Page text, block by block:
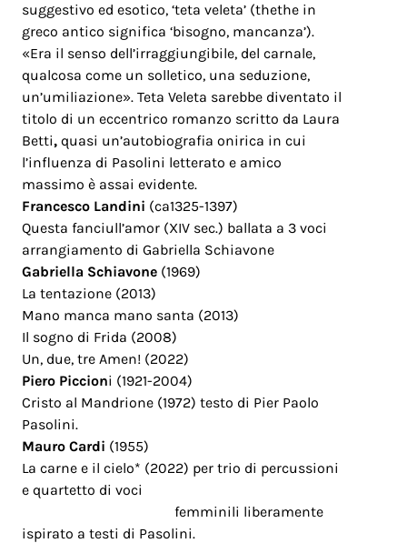
suggestivo ed esotico, ‘teta veleta’ (thethe in
greco antico significa ‘bisogno, mancanza’).
«Era il senso dell’irraggiungibile, del carnale,
qualcosa come un solletico, una seduzione,
un’umiliazione». Teta Veleta sarebbe diventato il
titolo di un eccentrico romanzo scritto da Laura
Betti, quasi un’autobiografia onirica in cui
l’influenza di Pasolini letterato e amico
massimo è assai evidente.
Francesco Landini (ca1325-1397)
Questa fanciull’amor (XIV sec.) ballata a 3 voci
arrangiamento di Gabriella Schiavone
Gabriella Schiavone (1969)
La tentazione (2013)
Mano manca mano santa (2013)
Il sogno di Frida (2008)
Un, due, tre Amen! (2022)
Piero Piccioni (1921-2004)
Cristo al Mandrione (1972) testo di Pier Paolo
Pasolini.
Mauro Cardi (1955)
La carne e il cielo* (2022) per trio di percussioni
e quartetto di voci
femminili liberamente
ispirato a testi di Pasolini.